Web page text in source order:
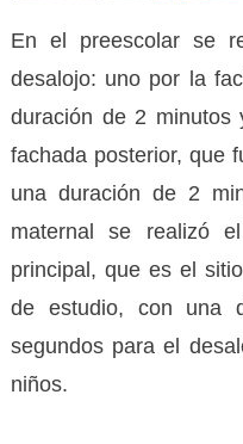
En el preescolar se
desalojo: uno por la
duración de 2
fachada posterior, que
una duración de 2
maternal se realizó
principal, que es el
de estudio, con una
segundos para el
niños.